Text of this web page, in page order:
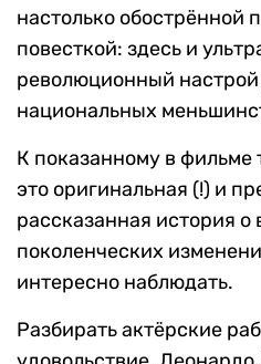
настолько обострённой
повесткой: здесь и
революционный
национальных
К показанному в фильме
это оригинальная (!) и
рассказанная история о
поколенческих
интересно наблюдать.
Разбирать актёрские